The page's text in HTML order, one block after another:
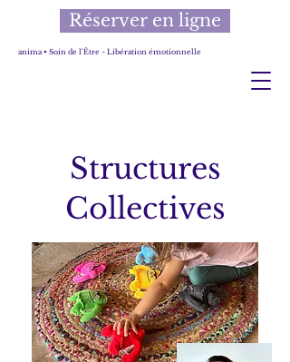
anima • Soin de l'Être ~ Libération émotionnelle
Réserver en ligne
Structures
Collectives